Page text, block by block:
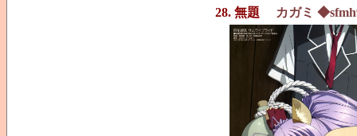
28. 無題 カガミ